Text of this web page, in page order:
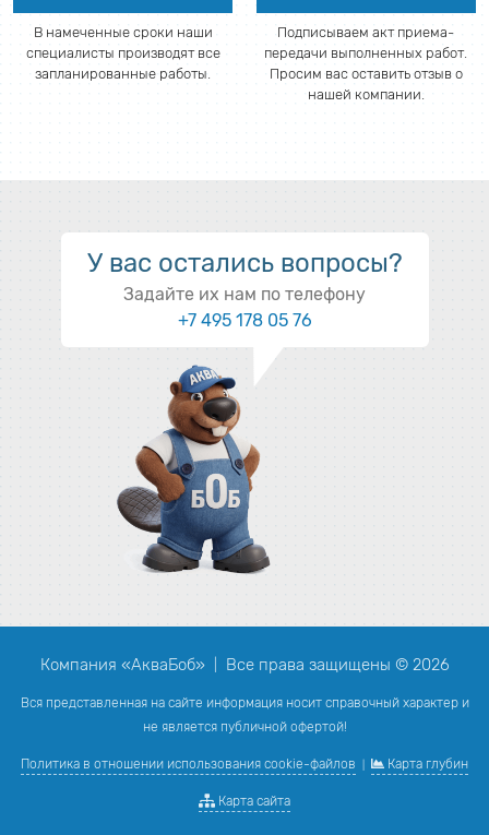
В намеченные сроки наши
специалисты производят все
запланированные работы.
Подписываем акт приема-
передачи выполненных работ.
Просим вас оставить отзыв о
нашей компании.
У вас остались вопросы?
Задайте их нам по телефону
+7 495 178 05 76
Компания «АкваБоб» Все права защищены © 2026
Вся представленная на сайте информация носит справочный характер и
не является публичной офертой!
Политика в отношении использования cookie-файлов Карта глубин
Карта сайта